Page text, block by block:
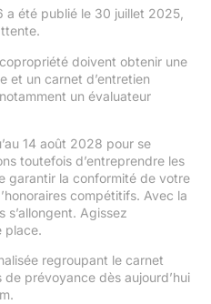
a été publié le 30 juillet 2025,
doivent obtenir une
et un carnet d’entretien
un évaluateur
14 août 2028 pour se
toutefois d’entreprendre les
garantir la conformité de votre
compétitifs. Avec la
s’allongent. Agissez
place.
regroupant le carnet
de prévoyance dès aujourd’hui
.